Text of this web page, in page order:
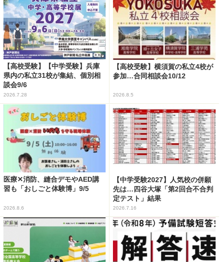
【高校受験】【中学受験】兵庫
県内の私立31校が集結、個別相
談会9/6
2026.7.28
【高校受験】横須賀の私立4校が
参加…合同相談会10/12
2026.8.5
医療✕消防、縫合デモやAED講
習も「おしごと体験博」9/5
2026.8.6
【中学受験2027】人気校の併願
先は…四谷大塚「第2回合不合判
定テスト」結果
2026.7.16